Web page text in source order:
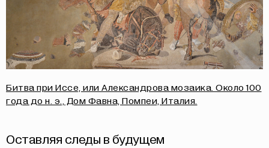
Битва при Иссе, или Александрова мозаика. Около 100
года до н. э., Дом Фавна, Помпеи, Италия.
Оставляя следы в будущем